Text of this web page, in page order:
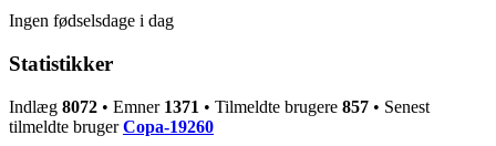
Ingen fødselsdage i dag
Statistikker
Indlæg 8072 • Emner 1371 • Tilmeldte brugere 857 • Senest
tilmeldte brugerCopa-19260